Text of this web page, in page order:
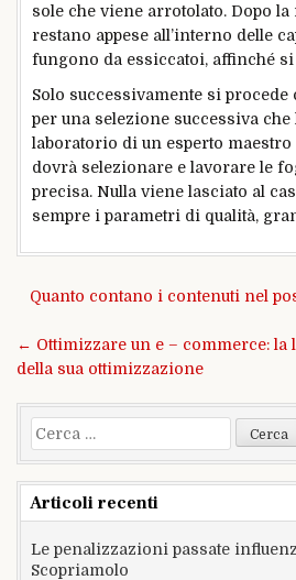
sole che viene arrotolato. Dopo
restano appese all’interno delle
fungono da essiccatoi, affinché
Solo successivamente si
per una selezione successiva che
laboratorio di un esperto
dovrà selezionare e lavorare le
precisa. Nulla viene lasciato al
sempre i parametri di qualità,
Navigazione
Quanto contano i contenuti nel
← Ottimizzare un e – commerce: la
della sua ottimizzazione
Ricerca
per:
Articoli recenti
Le penalizzazioni passate
Scopriamolo